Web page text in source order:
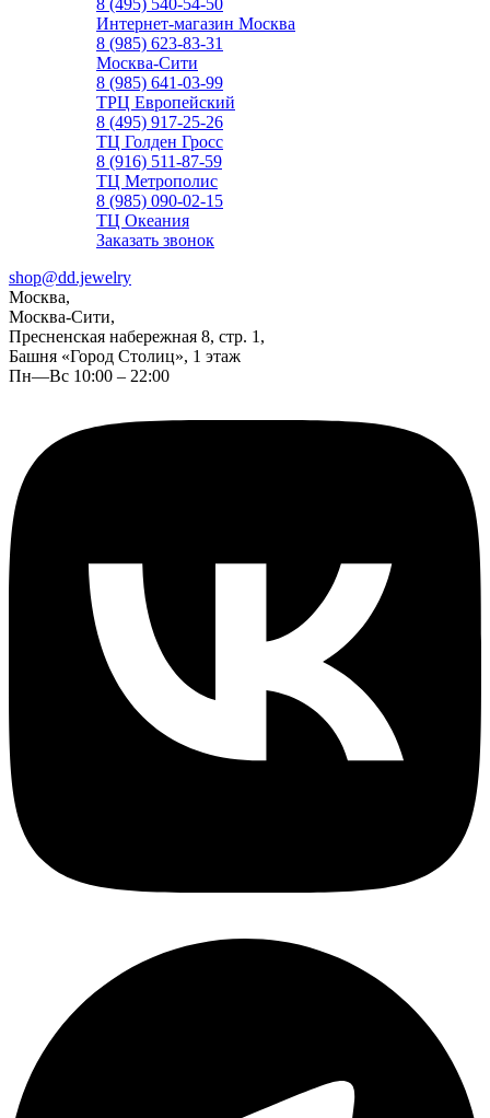
8 (495) 540-54-50
Интернет-магазин Москва
8 (985) 623-83-31
Москва-Сити
8 (985) 641-03-99
ТРЦ Европейский
8 (495) 917-25-26
ТЦ Голден Гросс
8 (916) 511-87-59
ТЦ Метрополис
8 (985) 090-02-15
ТЦ Океания
Заказать звонок
shop@dd.jewelry
Москва,
Москва-Сити,
Пресненская набережная 8, стр. 1,
Башня «Город Столиц», 1 этаж
Пн—Вс 10:00 – 22:00